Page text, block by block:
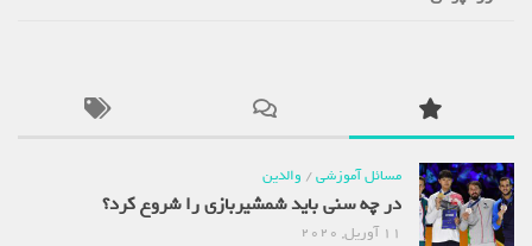
مسائل آموزشی/ والدین
در چه سنی باید شمشیربازی را شروع کرد؟
11 آوریل, 2020